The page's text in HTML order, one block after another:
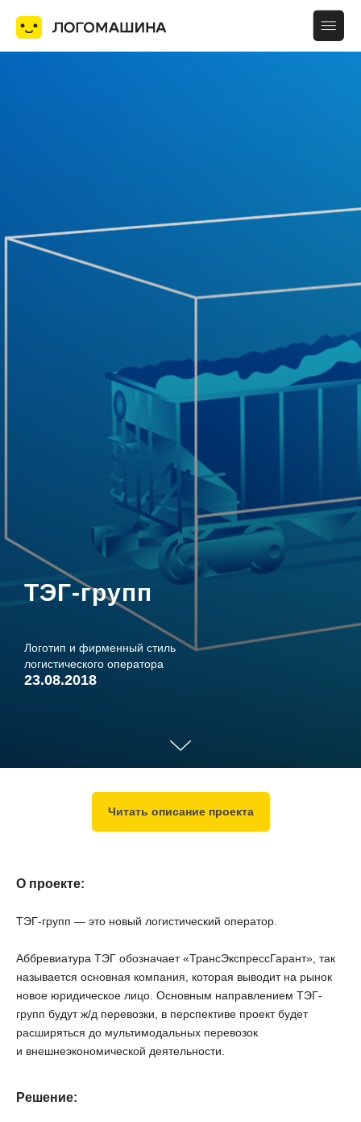
Услуги
ТЭГ-групп
Логотип и фирменный стиль
логистического оператора
23.08.2018
Читать описание проекта
О проекте:
ТЭГ-групп — это новый логистический оператор.
Аббревиатура ТЭГ обозначает «ТрансЭкспрессГарант», так
называется основная компания, которая выводит на рынок
новое юридическое лицо. Основным направлением ТЭГ-
групп будут ж/д перевозки, в перспективе проект будет
расширяться до мультимодальных перевозок
и внешнеэкономической деятельности.
Решение: